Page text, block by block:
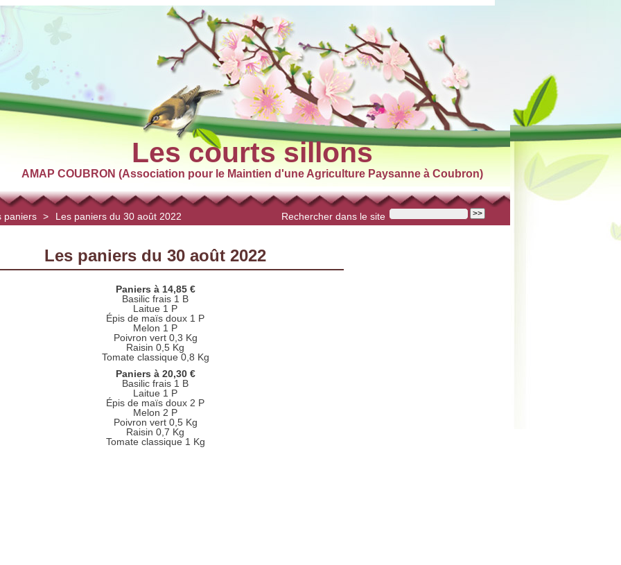
Les courts sillons
AMAP COUBRON (Association pour le Maintien d'une Agriculture Paysanne à Coubron)
Rechercher dans le site
paniers > Les paniers du 30 août 2022
Les paniers du 30 août 2022
Paniers à 14,85 €
Basilic frais 1 B
Laitue 1 P
Épis de maïs doux 1 P
Melon 1 P
Poivron vert 0,3 Kg
Raisin 0,5 Kg
Tomate classique 0,8 Kg
Paniers à 20,30 €
Basilic frais 1 B
Laitue 1 P
Épis de maïs doux 2 P
Melon 2 P
Poivron vert 0,5 Kg
Raisin 0,7 Kg
Tomate classique 1 Kg